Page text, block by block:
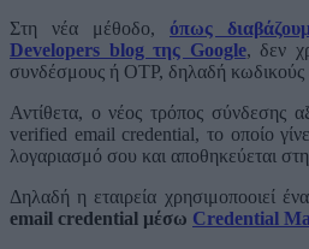
Στη νέα μέθοδο, όπως
Developers blog της Google, δεν
συνδέσμους ή OTP, δηλαδή κωδικούς
Αντίθετα, ο νέος τρόπος σύνδεσης
verified email credential, το οποίο
λογαριασμό σου και αποθηκεύεται
Δηλαδή η εταιρεία χρησιμοποοιεί ένα
email credential μέσω Credential